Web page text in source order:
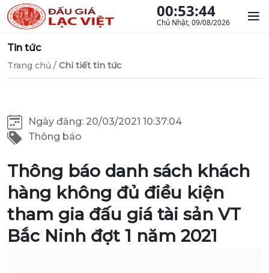
00:53:45
Chủ Nhật, 09/08/2026
Tin tức
Trang chủ / Chi tiết tin tức
Ngày đăng: 20/03/2021 10:37:04
Thông báo
Thông báo danh sách khách
hàng không đủ điều kiện
tham gia đấu giá tài sản VT
Bắc Ninh đợt 1 năm 2021